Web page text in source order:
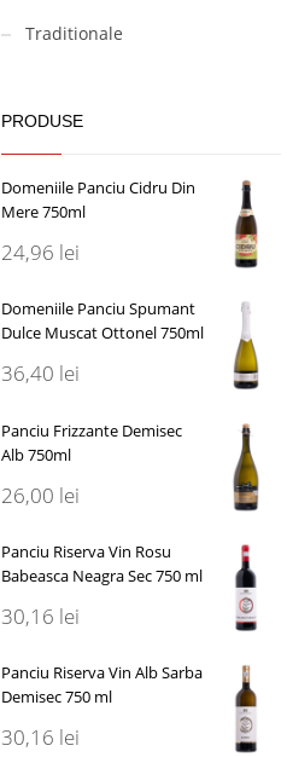
Traditionale
PRODUSE
Domeniile Panciu Cidru Din
Mere 750ml
24,96 lei
Domeniile Panciu Spumant
Dulce Muscat Ottonel 750ml
36,40 lei
Panciu Frizzante Demisec
Alb 750ml
26,00 lei
Panciu Riserva Vin Rosu
Babeasca Neagra Sec 750 ml
30,16 lei
Panciu Riserva Vin Alb Sarba
Demisec 750 ml
30,16 lei